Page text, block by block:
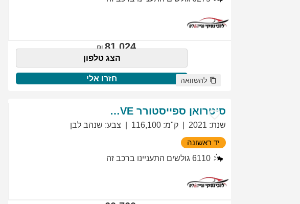
81,024
הצג טלפון
חזרו אלי להשוואה
סיטרואן ספייסטורר EXCLUSIVE
שנת:
2021 ק"מ:
116,100 צבע: שנהב לבן
יד ראשונה
6110 גולשים התעניינו ברכב זה